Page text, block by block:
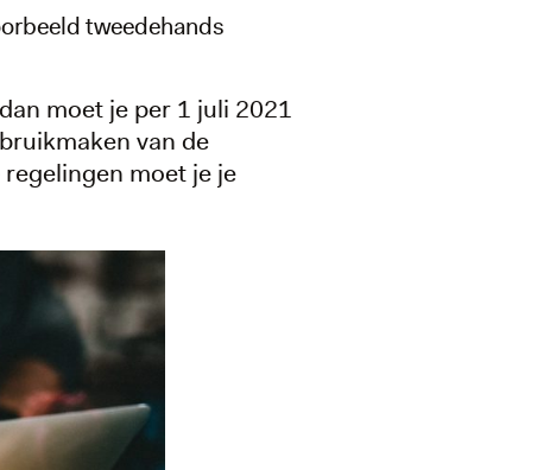
tweedehands
moet je per 1 juli 2021
van de
moet je je